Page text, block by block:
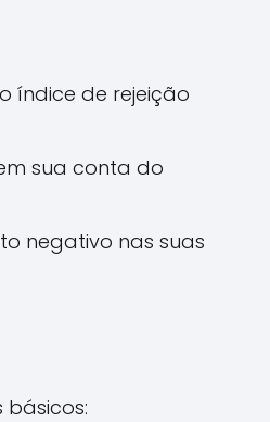
índice de rejeição
sua conta do
negativo nas suas
básicos: